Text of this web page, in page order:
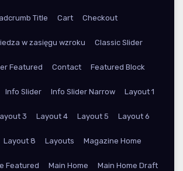
Title Cart Checkout
w zasięgu wzroku Classic Slider
Featured Contact Featured Block
Info Slider Info Slider Narrow Layout 1
3 Layout 4 Layout 5 Layout 6
Layout 8 Layouts Magazine Home
Featured Main Home Main Home Draft